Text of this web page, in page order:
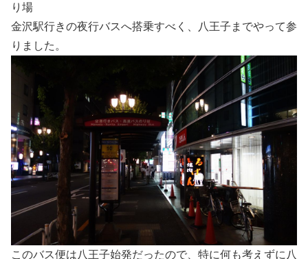
り場
金沢駅行きの夜行バスへ搭乗すべく、八王子までやって参
りました。
このバス便は八王子始発だったので、特に何も考えずに八